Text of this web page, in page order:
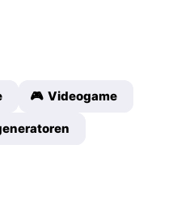
🎮 Videogame